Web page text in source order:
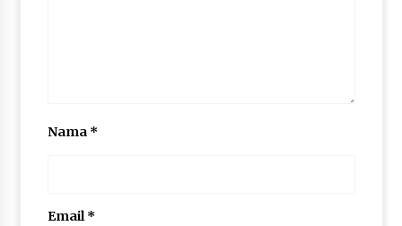
Nama *
Email *